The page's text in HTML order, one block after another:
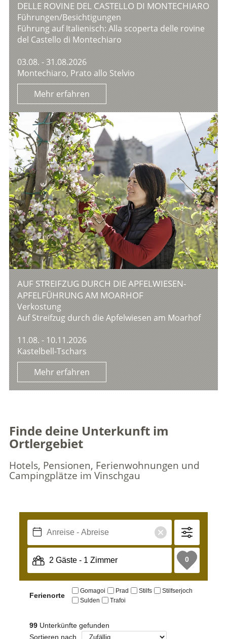
DELLE ROVINE DEL CASTELLO DI MONTECHIARO
Führungen/Besichtigungen
Führung auf Italienisch: Alla scoperta delle rovine
del Castello di Montechiaro
03.08. - 31.08.2026
Montechiaro, Prato allo Stelvio
Mehr erfahren
AUF STREIFZUG DURCH DIE APFELWIESEN-
APFELFÜHRUNG AM MOARHOF
Verkostung
Auf Streifzug durch die Apfelwiesen am Moarhof
11.08. - 10.11.2026
Kastelbell-Tschars
Mehr erfahren
Finde deine Unterkunft im
Ortlergebiet
Hotels, Pensionen, Ferienwohnungen und
Campingplätze im Vinschgau